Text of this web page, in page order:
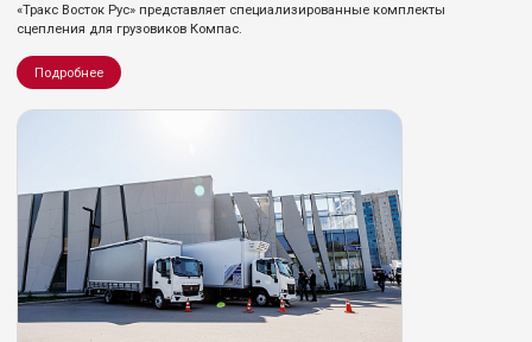
«Тракс Восток Рус» представляет специализированные комплекты
сцепления для грузовиков Компас.
Подробнее